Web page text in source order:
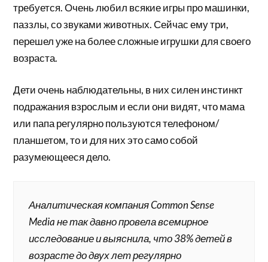
требуется. Очень любил всякие игры про машинки,
паззлы, со звуками животных. Сейчас ему три,
перешел уже на более сложные игрушки для своего
возраста.
Дети очень наблюдательны, в них силен инстинкт
подражания взрослым и если они видят, что мама
или папа регулярно пользуются телефоном/
планшетом, то и для них это само собой
разумеющееся дело.
Аналитическая компания Common Sense
Media не так давно провела всемирное
исследование и выяснила, что 38% детей в
возрасте до двух лет регулярно